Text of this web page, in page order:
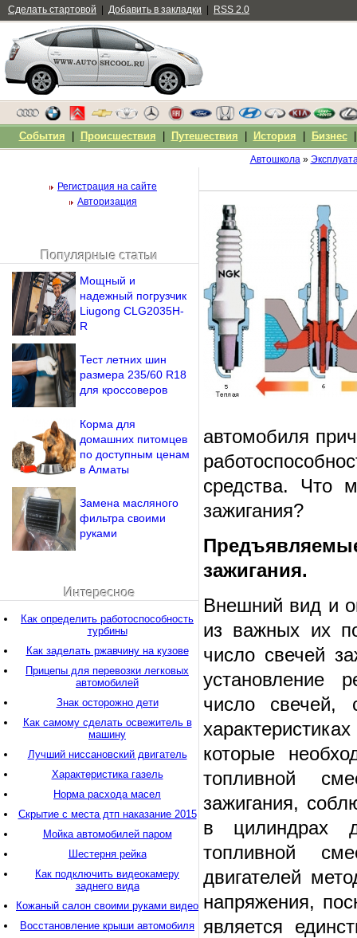
Автошкола»
автомобиля
средства. Что
зажигания?
зажигания.
Внешний вид и
из важных их
число свечей
установление
число свечей,
которые
топливной
зажигания,
в цилиндрах
топливной
двигателей
напряжения,
является
Регистрация на сайте
Авторизация
Напомнить пароль?
Популярные статьи
Мощный и
надежный погрузчик
Liugong CLG2035H-
R
Тест летних шин
размера 235/60 R18
для кроссоверов
Корма для
домашних питомцев
по доступным ценам
в Алматы
Замена масляного
фильтра своими
руками
Интересное
Как определить работоспособность
турбины
Как заделать ржавчину на кузове
Прицепы для перевозки легковых
автомобилей
Знак осторожно дети
Как самому сделать освежитель в
машину
Лучший ниссановский двигатель
Характеристика газель
Норма расхода масел
Скрытие с места дтп наказание 2015
Мойка автомобилей паром
Шестерня рейка
Как подключить видеокамеру
заднего вида
Кожаный салон своими руками видео
Восстановление крыши автомобиля
Сделать стартовой Добавить в закладки RSS 2.0
События Происшествия Путешествия История Бизнес